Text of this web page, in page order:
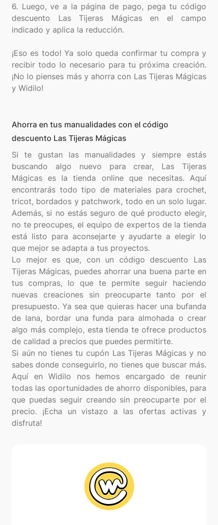
6. Luego, ve a la página de pago, pega tu código
descuento Las Tijeras Mágicas en el campo
indicado y aplica la reducción.
¡Eso es todo! Ya solo queda confirmar tu compra y
recibir todo lo necesario para tu próxima creación.
¡No lo pienses más y ahorra con Las Tijeras Mágicas
Ahorra en tus manualidades con el código
descuento Las Tijeras Mágicas
Si te gustan las manualidades y siempre estás
buscando algo nuevo para crear, Las Tijeras
Mágicas es la tienda online que necesitas. Aquí
encontrarás todo tipo de materiales para crochet,
tricot, bordados y patchwork, todo en un solo lugar.
Además, si no estás seguro de qué producto elegir,
no te preocupes, el equipo de expertos de la tienda
está listo para aconsejarte y ayudarte a elegir lo
que mejor se adapta a tus proyectos.
Lo mejor es que, con un código descuento Las
Tijeras Mágicas, puedes ahorrar una buena parte en
tus compras, lo que te permite seguir haciendo
nuevas creaciones sin preocuparte tanto por el
presupuesto. Ya sea que quieras hacer una bufanda
de lana, bordar una funda para almohada o crear
algo más complejo, esta tienda te ofrece productos
de calidad a precios que puedes permitirte.
Si aún no tienes tu cupón Las Tijeras Mágicas y no
sabes donde conseguirlo, no tienes que buscar más.
Aquí en Widilo nos hemos encargado de reunir
todas las oportunidades de ahorro disponibles, para
que puedas seguir creando sin preocuparte por el
precio. ¡Echa un vistazo a las ofertas activas y